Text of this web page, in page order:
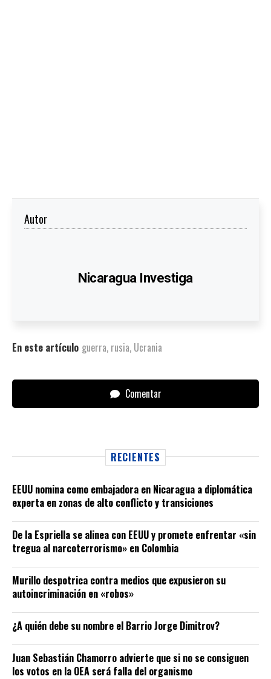
Autor
Nicaragua Investiga
En este artículo guerra, rusia, Ucrania
Comentar
RECIENTES
EEUU nomina como embajadora en Nicaragua a diplomática
experta en zonas de alto conflicto y transiciones
De la Espriella se alinea con EEUU y promete enfrentar «sin
tregua al narcoterrorismo» en Colombia
Murillo despotrica contra medios que expusieron su
autoincriminación en «robos»
¿A quién debe su nombre el Barrio Jorge Dimitrov?
Juan Sebastián Chamorro advierte que si no se consiguen
los votos en la OEA será falla del organismo